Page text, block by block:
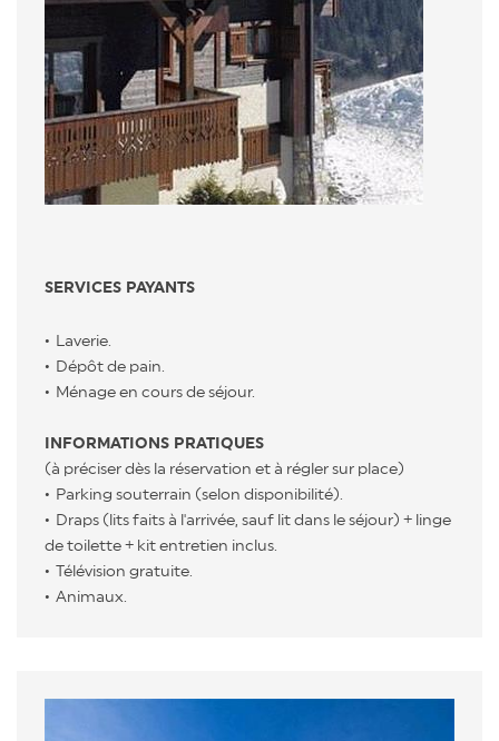
SERVICES PAYANTS
Laverie.
Dépôt de pain.
Ménage en cours de séjour.
INFORMATIONS PRATIQUES
(à préciser dès la réservation et à régler sur place)
Parking souterrain (selon disponibilité).
Draps (lits faits à l'arrivée, sauf lit dans le séjour) + linge
de toilette + kit entretien inclus.
Télévision gratuite.
Animaux.